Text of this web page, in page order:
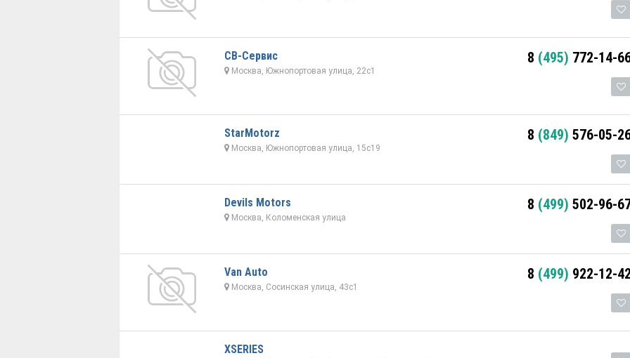
СВ-Сервис
Москва, Южнопортовая улица, 22с1
8 (495) 772-14-
StarMotorz
Москва, Южнопортовая улица, 15с19
8 (849) 576-05-
Devils Motors
Москва, Коломенская улица
8 (499) 502-96-
Van Auto
Москва, Сосинская улица, 43с1
8 (499) 922-12-42
XSERIES